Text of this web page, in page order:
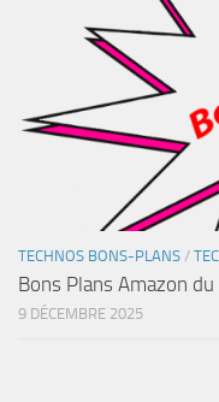
TECHNOS BONS-PLANS /
Bons Plans Amazon
9 DÉCEMBRE 2025